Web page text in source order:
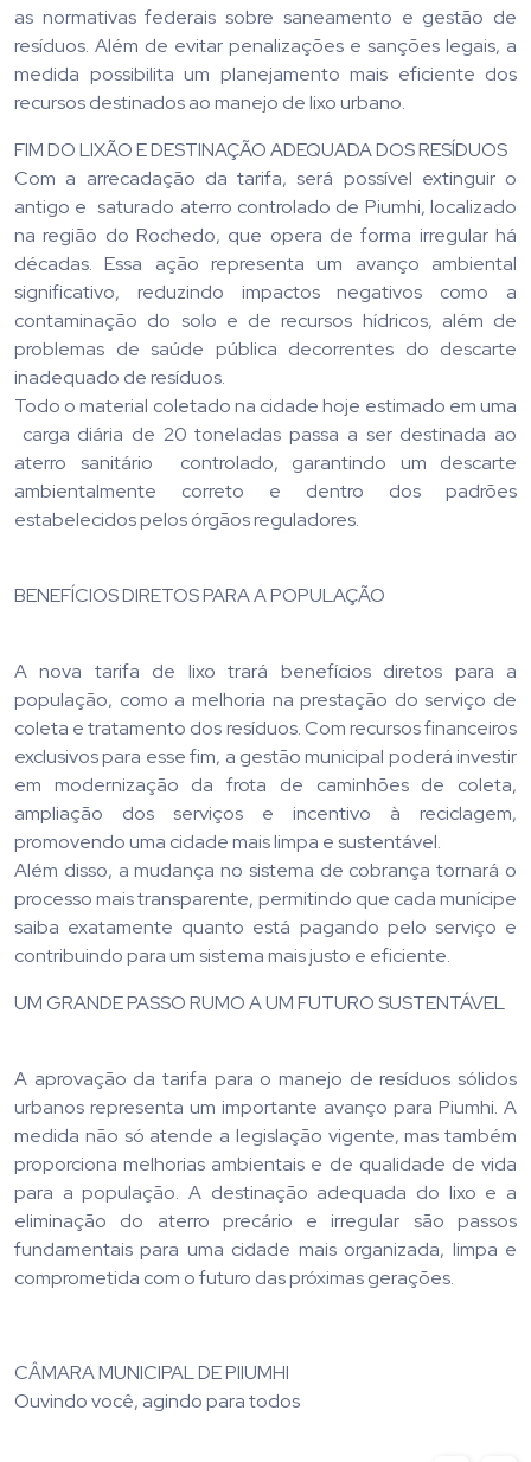
as normativas federais sobre saneamento e gestão de
resíduos. Além de evitar penalizações e sanções legais, a
medida possibilita um planejamento mais eficiente dos
recursos destinados ao manejo de lixo urbano.
FIM DO LIXÃO E DESTINAÇÃO ADEQUADA DOS RESÍDUOS
Com a arrecadação da tarifa, será possível extinguir o
antigo e saturado aterro controlado de Piumhi, localizado
na região do Rochedo, que opera de forma irregular há
décadas. Essa ação representa um avanço ambiental
significativo, reduzindo impactos negativos como a
contaminação do solo e de recursos hídricos, além de
problemas de saúde pública decorrentes do descarte
inadequado de resíduos.
Todo o material coletado na cidade hoje estimado em uma
carga diária de 20 toneladas passa a ser destinada ao
aterro sanitário controlado, garantindo um descarte
ambientalmente correto e dentro dos padrões
estabelecidos pelos órgãos reguladores.
BENEFÍCIOS DIRETOS PARA A POPULAÇÃO
A nova tarifa de lixo trará benefícios diretos para a
população, como a melhoria na prestação do serviço de
coleta e tratamento dos resíduos. Com recursos financeiros
exclusivos para esse fim, a gestão municipal poderá investir
em modernização da frota de caminhões de coleta,
ampliação dos serviços e incentivo à reciclagem,
promovendo uma cidade mais limpa e sustentável.
Além disso, a mudança no sistema de cobrança tornará o
processo mais transparente, permitindo que cada munícipe
saiba exatamente quanto está pagando pelo serviço e
contribuindo para um sistema mais justo e eficiente.
UM GRANDE PASSO RUMO A UM FUTURO SUSTENTÁVEL
A aprovação da tarifa para o manejo de resíduos sólidos
urbanos representa um importante avanço para Piumhi. A
medida não só atende a legislação vigente, mas também
proporciona melhorias ambientais e de qualidade de vida
para a população. A destinação adequada do lixo e a
eliminação do aterro precário e irregular são passos
fundamentais para uma cidade mais organizada, limpa e
comprometida com o futuro das próximas gerações.
CÂMARA MUNICIPAL DE PIIUMHI
Ouvindo você, agindo para todos